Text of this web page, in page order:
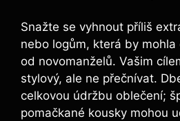
Snažte ​se vyhnout příliš
nebo logům, která by
od novomanželů. ⁢Vašim
stylový, ale ne přečnívat.
celkovou údržbu oblečení;
pomačkané kousky ‍mohou